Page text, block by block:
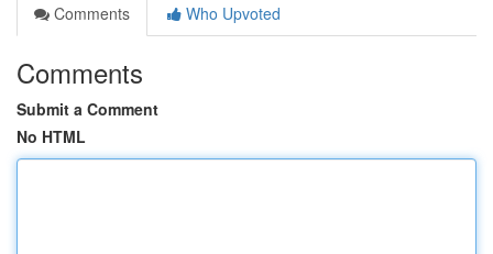
Comments
Who Upvoted
Comments
Submit a Comment
No HTML